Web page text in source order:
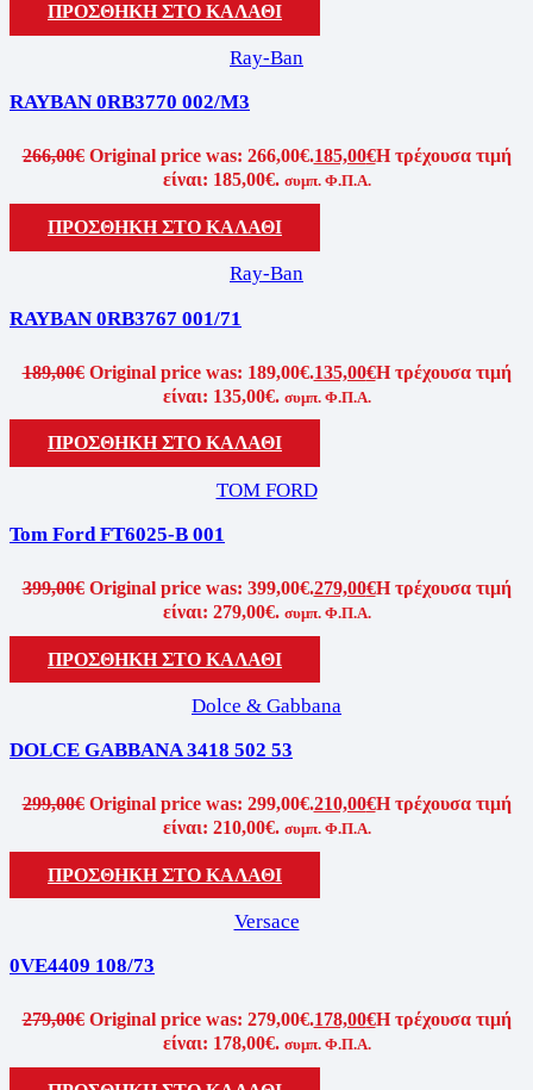
ΠΡΟΣΘΗΚΗ ΣΤΟ ΚΑΛΑΘΙ
Ray-Ban
RAYBAN 0RB3770 002/M3
266,00€ Original price was: 266,00€.185,00€Η τρέχουσα τιμή
είναι: 185,00€. συμπ. Φ.Π.Α.
ΠΡΟΣΘΗΚΗ ΣΤΟ ΚΑΛΑΘΙ
Ray-Ban
RAYBAN 0RB3767 001/71
189,00€ Original price was: 189,00€.135,00€Η τρέχουσα τιμή
είναι: 135,00€. συμπ. Φ.Π.Α.
ΠΡΟΣΘΗΚΗ ΣΤΟ ΚΑΛΑΘΙ
TOM FORD
Tom Ford FT6025-B 001
399,00€ Original price was: 399,00€.279,00€Η τρέχουσα τιμή
είναι: 279,00€. συμπ. Φ.Π.Α.
ΠΡΟΣΘΗΚΗ ΣΤΟ ΚΑΛΑΘΙ
Dolce & Gabbana
DOLCE GABBANA 3418 502 53
299,00€ Original price was: 299,00€.210,00€Η τρέχουσα τιμή
είναι: 210,00€. συμπ. Φ.Π.Α.
ΠΡΟΣΘΗΚΗ ΣΤΟ ΚΑΛΑΘΙ
Versace
0VE4409 108/73
279,00€ Original price was: 279,00€.178,00€Η τρέχουσα τιμή
είναι: 178,00€. συμπ. Φ.Π.Α.